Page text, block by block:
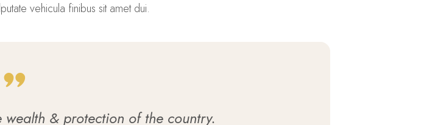
vehicula finibus sit amet dui.
& protection of the country.